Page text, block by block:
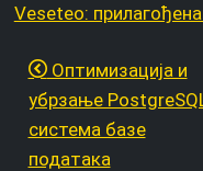
Veseteo:
Оптимизација и
убрзање
система базе
података